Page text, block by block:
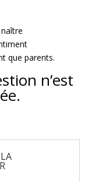
que parents.
n’est